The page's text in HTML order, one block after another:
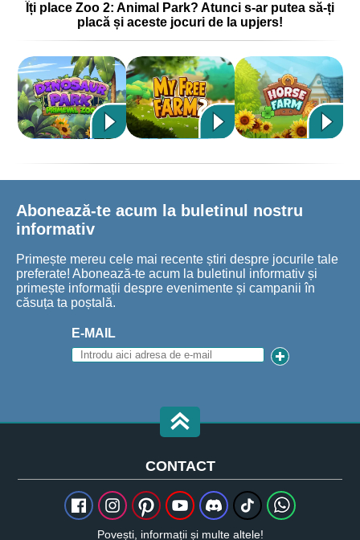
Îți place Zoo 2: Animal Park? Atunci s-ar putea să-ți
placă și aceste jocuri de la upjers!
Abonează-te acum la buletinul nostru
informativ
Primește mereu cele mai recente știri despre jocurile tale
preferate! Abonează-te acum la buletinul informativ și
primește informații despre evenimente și campanii în
căsuța ta poștală.
E-MAIL
CONTACT
Povești, informații și multe altele!